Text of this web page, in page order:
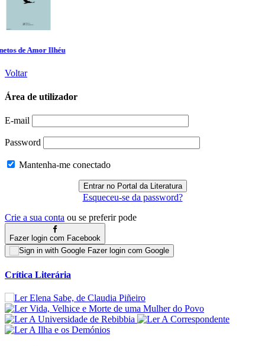
Voltar
Área de utilizador
E-mail
Password
Mantenha-me conectado
Esqueceu-se da password?
Crie a sua conta ou se preferir pode
Fazer login com Facebook
Fazer login com Google
Crítica Literária